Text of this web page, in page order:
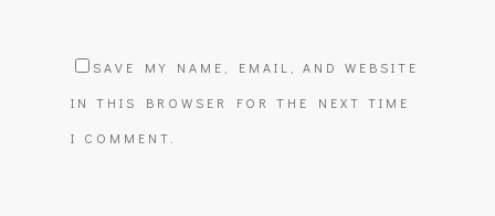
SAVE MY NAME, EMAIL, AND WEBSITE
IN THIS BROWSER FOR THE NEXT TIME
I COMMENT.